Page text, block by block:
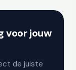
voor jouw
de juiste